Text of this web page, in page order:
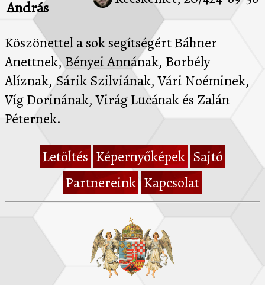
András
Köszönettel a sok segítségért Báhner
Anettnek, Bényei Annának, Borbély
Alíznak, Sárik Szilviának, Vári Noéminek,
Víg Dorinának, Virág Lucának és Zalán
Péternek.
Letöltés Képernyőképek Sajtó
Partnereink Kapcsolat